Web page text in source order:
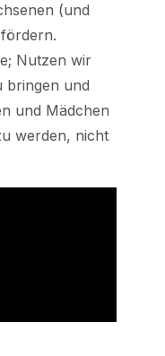
(und
Nutzen wir
bringen und
und Mädchen
werden, nicht